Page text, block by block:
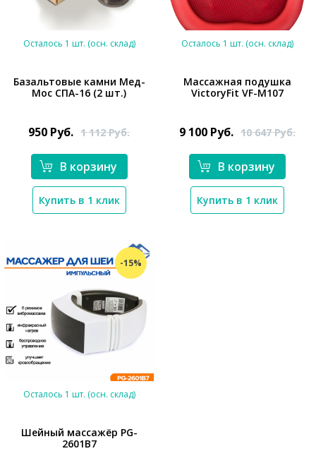
Осталось 1 шт. (осн. склад)
Базальтовые камни Мед-
Мос СПА-16 (2 шт.)
950 Руб. 1 112Руб.
В корзину
Купить в 1 клик
Осталось 1 шт. (осн. склад)
Массажная подушка
VictoryFit VF-M107
9 100 Руб. 10 647Руб.
В корзину
Купить в 1 клик
-15%
Осталось 1 шт. (осн. склад)
Шейный массажёр PG-
2601B7